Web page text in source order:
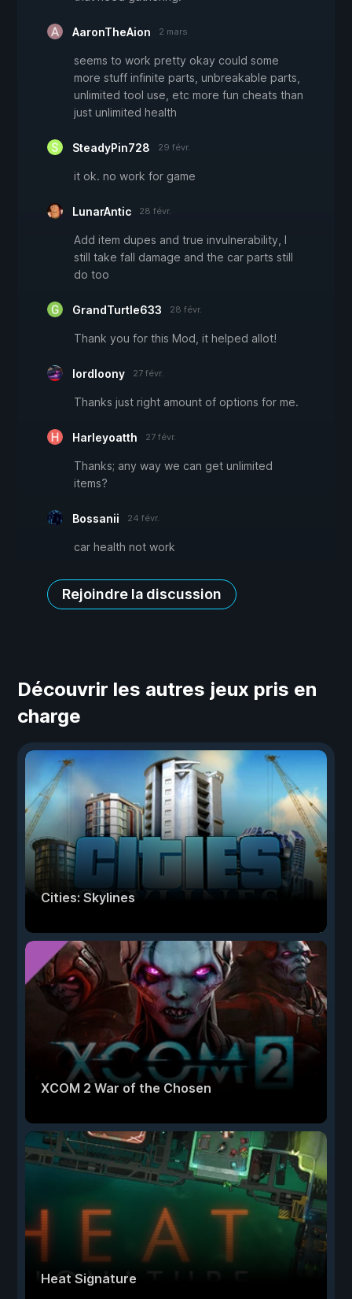
AaronTheAion 2 mars
seems to work pretty okay could some
more stuff infinite parts, unbreakable parts,
unlimited tool use, etc more fun cheats than
just unlimited health
SteadyPin728 29 févr.
it ok. no work for game
LunarAntic 28 févr.
Add item dupes and true invulnerability, I
still take fall damage and the car parts still
do too
GrandTurtle633 28 févr.
Thank you for this Mod, it helped allot!
lordloony 27 févr.
Thanks just right amount of options for me.
Harleyoatth 27 févr.
Thanks; any way we can get unlimited
items?
Bossanii 24 févr.
car health not work
Rejoindre la discussion
Découvrir les autres jeux pris en
charge
Cities: Skylines
XCOM 2 War of the Chosen
Heat Signature